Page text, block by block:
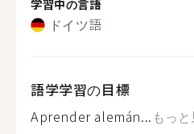
ドイツ語
語学学習の目標
Aprender alemán... もっ